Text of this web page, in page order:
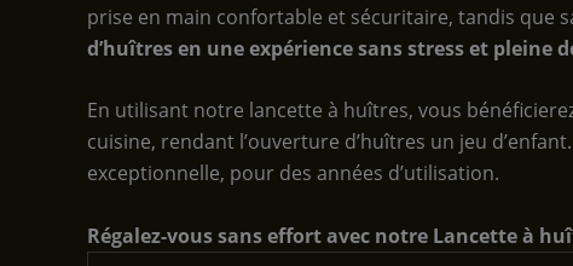
prise en main confortable et sécuritaire, tandis que
d’huîtres en une expérience sans stress et pleine
En utilisant notre lancette à huîtres, vous
cuisine, rendant l’ouverture d’huîtres un jeu
exceptionnelle, pour des années d’utilisation.
Régalez-vous sans effort avec notre Lancette à